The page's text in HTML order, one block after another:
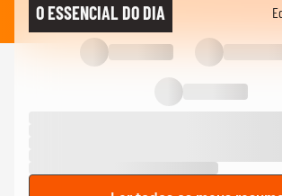
O ESSENCIAL DO DIA